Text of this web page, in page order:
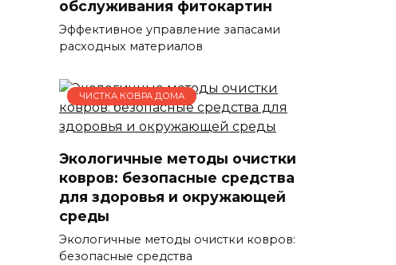
обслуживания фитокартин
Эффективное управление запасами
расходных материалов
ЧИСТКА КОВРА ДОМА
Экологичные методы очистки
ковров: безопасные средства
для здоровья и окружающей
среды
Экологичные методы очистки ковров:
безопасные средства